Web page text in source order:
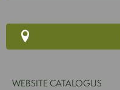
WEBSITE CATALOGUS